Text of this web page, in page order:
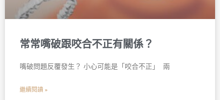
常常嘴破跟咬合不正有關係？
嘴破問題反覆發生？ 小心可能是「咬合不正」 󠀠 兩
繼續閱讀 »